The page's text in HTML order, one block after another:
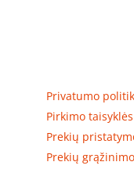
Privatumo
Pirkimo
Prekių
Prekių